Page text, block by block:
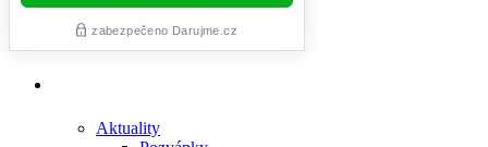
Aktuality